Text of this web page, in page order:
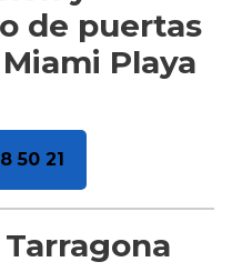
de puertas
Playa
50 21